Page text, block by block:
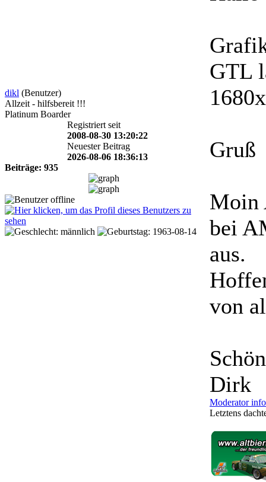
dikl (Benutzer)
Allzeit - hilfsbereit !!!
Platinum Boarder
Registriert seit
2008-08-30 13:20:22
Neuester Beitrag
2026-08-06 18:36:13
Beiträge: 935
GTL
Gruß
Moin
bei
aus.
von
Dirk
Moderator
Letztens